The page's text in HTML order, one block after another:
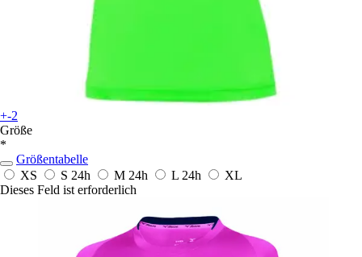
+-2
Größe
*
Größentabelle
XS
S 24h M 24h L 24h
XL
Dieses Feld ist erforderlich